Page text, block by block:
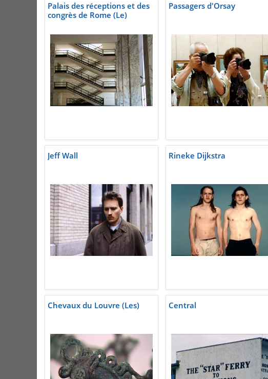
Palais des réceptions et des
congrès de Rome (Le)
Passagers d'Orsay
Jeff Wall Rineke Dijkstra
Chevaux du Louvre (Les) Central